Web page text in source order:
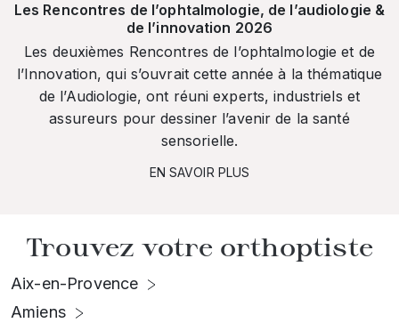
Les Rencontres de l’ophtalmologie, de l’audiologie &
de l’innovation 2026
Les deuxièmes Rencontres de l’ophtalmologie et de
l’Innovation, qui s’ouvrait cette année à la thématique
de l’Audiologie, ont réuni experts, industriels et
assureurs pour dessiner l’avenir de la santé
sensorielle.
EN SAVOIR PLUS
Trouvez votre orthoptiste
Aix-en-Provence
Amiens